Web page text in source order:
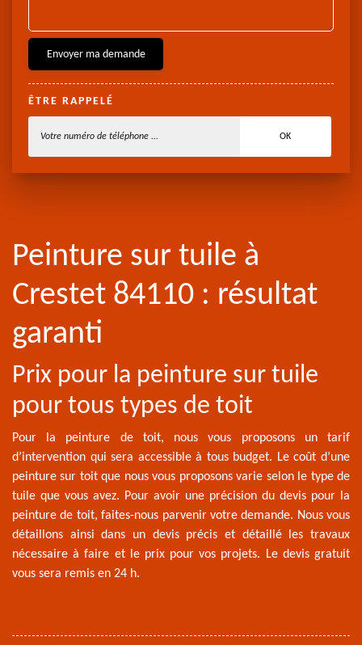
ÊTRE RAPPELÉ
Peinture sur tuile à
Crestet 84110 : résultat
garanti
Prix pour la peinture sur tuile
pour tous types de toit
Pour la peinture de toit, nous vous proposons un tarif
d’intervention qui sera accessible à tous budget. Le coût d’une
peinture sur toit que nous vous proposons varie selon le type de
tuile que vous avez. Pour avoir une précision du devis pour la
peinture de toit, faites-nous parvenir votre demande. Nous vous
détaillons ainsi dans un devis précis et détaillé les travaux
nécessaire à faire et le prix pour vos projets. Le devis gratuit
vous sera remis en 24 h.